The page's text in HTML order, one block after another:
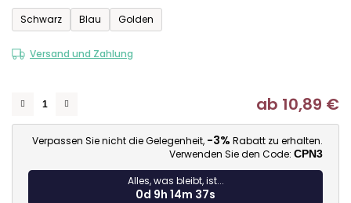
Schwarz
Blau Golden
Versand und Zahlung
ab 10,89 €
Verpassen Sie nicht die Gelegenheit, -3% Rabatt zu erhalten.
Verwenden Sie den Code: CPN3
Alles, was bleibt, ist...
0d 9h 14m 36s